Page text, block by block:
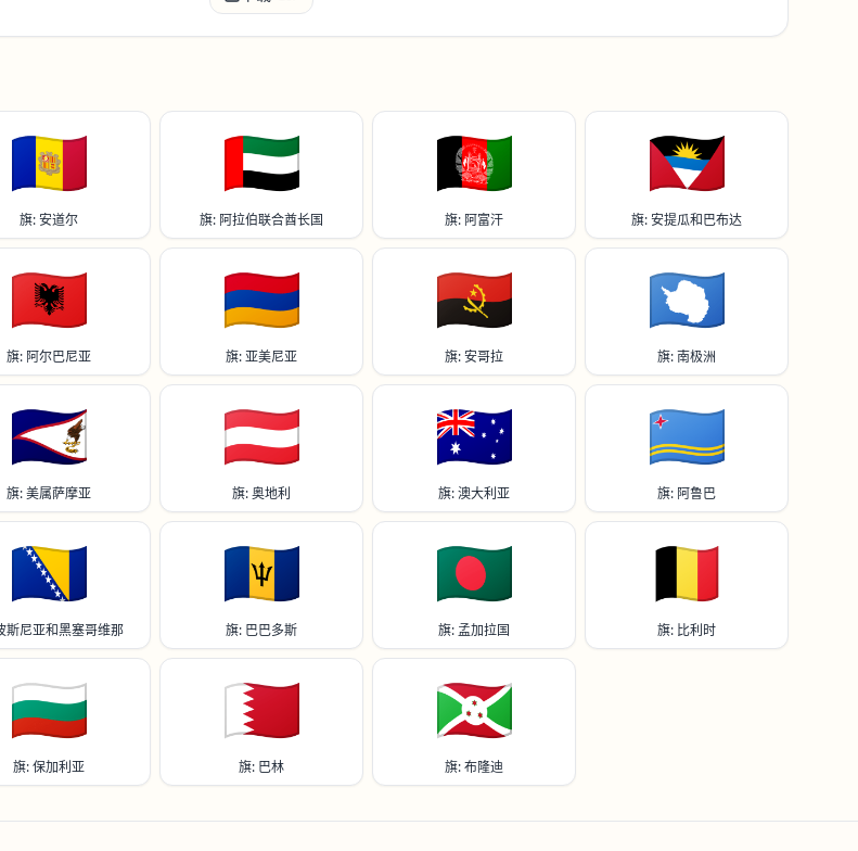
🇦🇩
旗: 安道尔
🇦🇪
旗: 阿拉伯联合酋长国
🇦🇫
旗: 阿富汗
🇦🇬
旗: 安提瓜和巴布达
🇦🇱
旗: 阿尔巴尼亚
🇦🇲
旗: 亚美尼亚
🇦🇴
旗: 安哥拉
🇦🇶
旗: 南极洲
🇦🇸
旗: 美属萨摩亚
🇦🇹
旗: 奥地利
🇦🇺
旗: 澳大利亚
🇦🇼
旗: 阿鲁巴
🇧🇦
斯尼亚和黑塞哥维那
🇧🇧
旗: 巴巴多斯
🇧🇩
旗: 孟加拉国
🇧🇪
旗: 比利时
🇧🇬
旗: 保加利亚
🇧🇭
旗: 巴林
🇧🇮
旗: 布隆迪